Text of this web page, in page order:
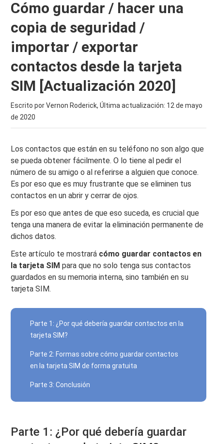
Cómo guardar / hacer una
copia de seguridad /
importar / exportar
contactos desde la tarjeta
SIM [Actualización 2020]
Escrito por Vernon Roderick, Última actualización: 12 de mayo
de 2020
Los contactos que están en su teléfono no son algo que
se pueda obtener fácilmente. O lo tiene al pedir el
número de su amigo o al referirse a alguien que conoce.
Es por eso que es muy frustrante que se eliminen tus
contactos en un abrir y cerrar de ojos.
Es por eso que antes de que eso suceda, es crucial que
tenga una manera de evitar la eliminación permanente de
dichos datos.
Este artículo te mostrará cómo guardar contactos en
la tarjeta SIMpara que no solo tenga sus contactos
guardados en su memoria interna, sino también en su
tarjeta SIM.
Parte 1: ¿Por qué debería guardar contactos en la
tarjeta SIM?
Parte 2: Formas sobre cómo guardar contactos
en la tarjeta SIM de forma gratuita
Parte 3: Conclusión
Parte 1: ¿Por qué debería guardar